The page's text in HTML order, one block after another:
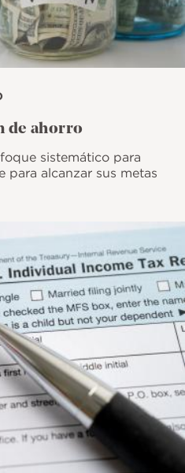
de ahorro
sistemático para
para alcanzar sus metas